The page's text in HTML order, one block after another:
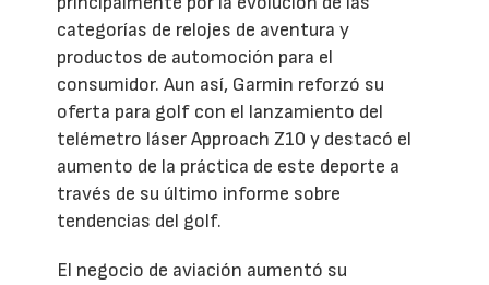
categorías de relojes de aventura y
productos de automoción para el
consumidor. Aun así, Garmin reforzó su
oferta para golf con el lanzamiento del
telémetro láser Approach Z10 y destacó el
aumento de la práctica de este deporte a
través de su último informe sobre
tendencias del golf.
El negocio de aviación aumentó su